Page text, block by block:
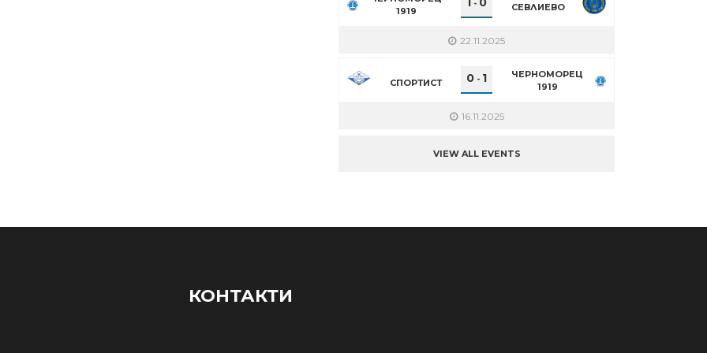
1919
- СЕВЛИЕВО
22.11.2025
СПОРТИСТ 0 - 1
ЧЕРНОМОРЕЦ
1919
16.11.2025
VIEW ALL EVENTS
КОНТАКТИ